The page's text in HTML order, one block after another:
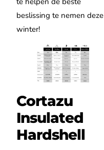
beslissing te nemen deze
winter!
Cortazu
Insulated
Hardshell